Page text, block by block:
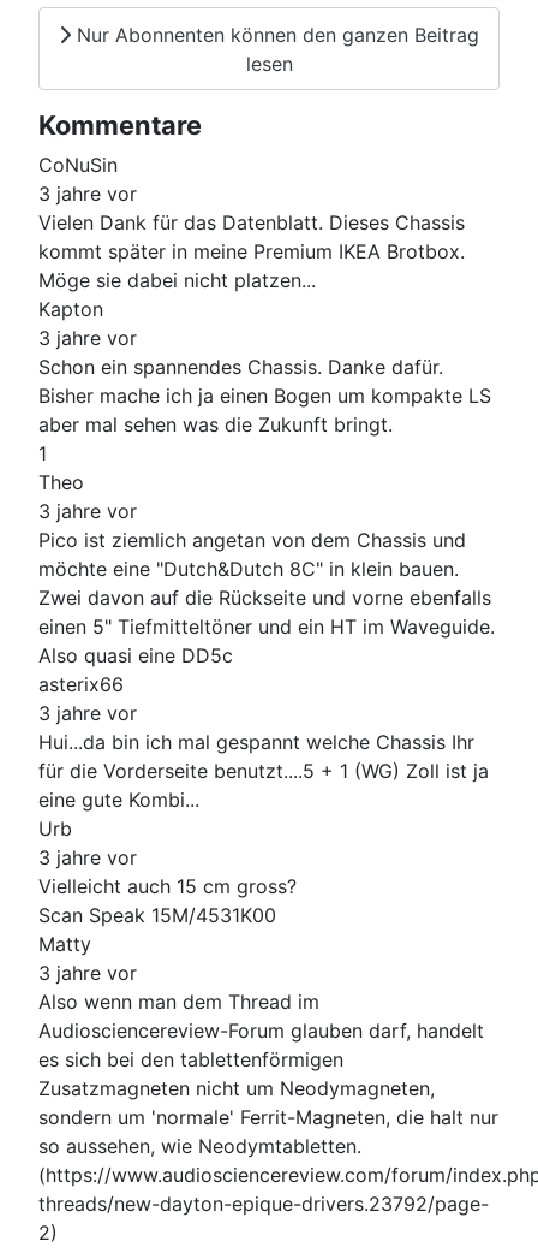
Nur Abonnenten können den ganzen Beitrag
lesen
Kommentare
CoNuSin
3 jahre vor
Vielen Dank für das Datenblatt. Dieses Chassis
kommt später in meine Premium IKEA Brotbox.
Möge sie dabei nicht platzen...
Kapton
3 jahre vor
Schon ein spannendes Chassis. Danke dafür.
Bisher mache ich ja einen Bogen um kompakte LS
aber mal sehen was die Zukunft bringt.
1
Theo
3 jahre vor
Pico ist ziemlich angetan von dem Chassis und
möchte eine "Dutch&Dutch 8C" in klein bauen.
Zwei davon auf die Rückseite und vorne ebenfalls
einen 5" Tiefmitteltöner und ein HT im Waveguide.
Also quasi eine DD5c
asterix66
3 jahre vor
Hui...da bin ich mal gespannt welche Chassis Ihr
für die Vorderseite benutzt....5 + 1 (WG) Zoll ist ja
eine gute Kombi...
Urb
3 jahre vor
Vielleicht auch 15 cm gross?
Scan Speak 15M/4531K00
Matty
3 jahre vor
Also wenn man dem Thread im
Audiosciencereview-Forum glauben darf, handelt
es sich bei den tablettenförmigen
Zusatzmagneten nicht um Neodymagneten,
sondern um 'normale' Ferrit-Magneten, die halt nur
so aussehen, wie Neodymtabletten.
(https://www.audiosciencereview.com/forum/
threads/new-dayton-epique-drivers.23792/page-
2)